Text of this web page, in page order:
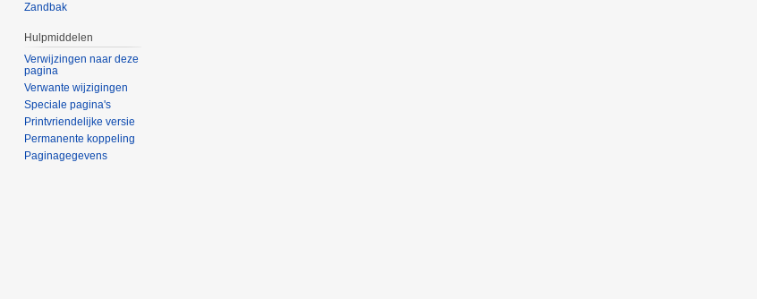
Zandbak
Hulpmiddelen
Verwijzingen naar deze
pagina
Verwante wijzigingen
Speciale pagina's
Printvriendelijke versie
Permanente koppeling
Paginagegevens